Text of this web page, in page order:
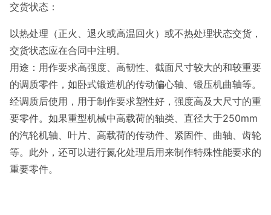
交货状态：
以热处理（正火、退火或高温回火）或不热处理状态交货，
交货状态应在合同中注明。
用途：用作要求高强度、高韧性、截面尺寸较大的和较重要
的调质零件，如卧式锻造机的传动偏心轴、锻压机曲轴等。
经调质后使用，用于制作要求塑性好，强度高及大尺寸的重
要零件。如果重型机械中高载荷的轴类、直径大于250mm
的汽轮机轴、叶片、高载荷的传动件、紧固件、曲轴、齿轮
等。此外，还可以进行氮化处理后用来制作特殊性能要求的
重要零件。